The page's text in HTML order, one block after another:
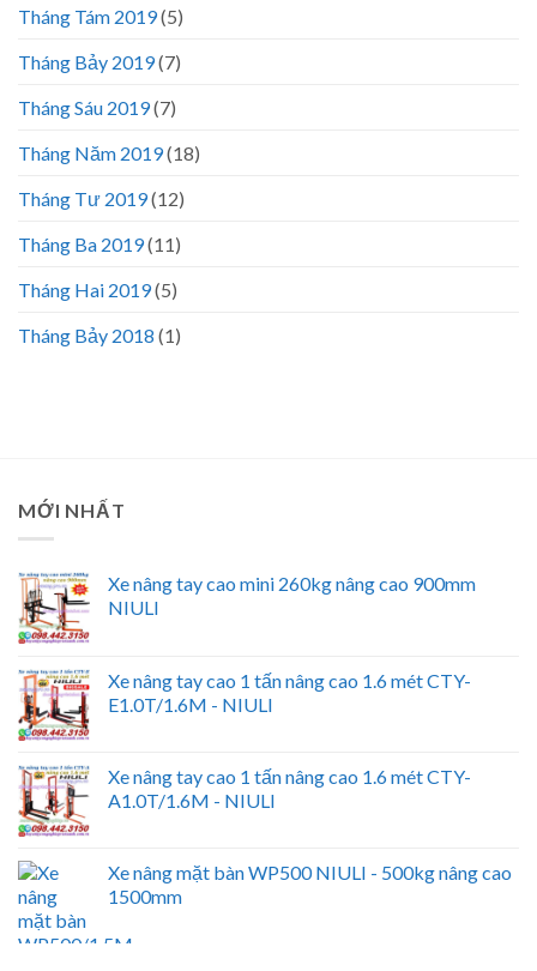
Tháng Tám 2019(5)
Tháng Bảy 2019(7)
Tháng Sáu 2019(7)
Tháng Năm 2019(18)
Tháng Tư 2019(12)
Tháng Ba 2019(11)
Tháng Hai 2019(5)
Tháng Bảy 2018 (1)
MỚI NHẤT
Xe nâng tay cao mini 260kg nâng cao 900mm
NIULI
Xe nâng tay cao 1 tấn nâng cao 1.6 mét CTY-
E1.0T/1.6M - NIULI
Xe nâng tay cao 1 tấn nâng cao 1.6 mét CTY-
A1.0T/1.6M - NIULI
Xe nâng mặt bàn WP500 NIULI - 500kg nâng cao
1500mm